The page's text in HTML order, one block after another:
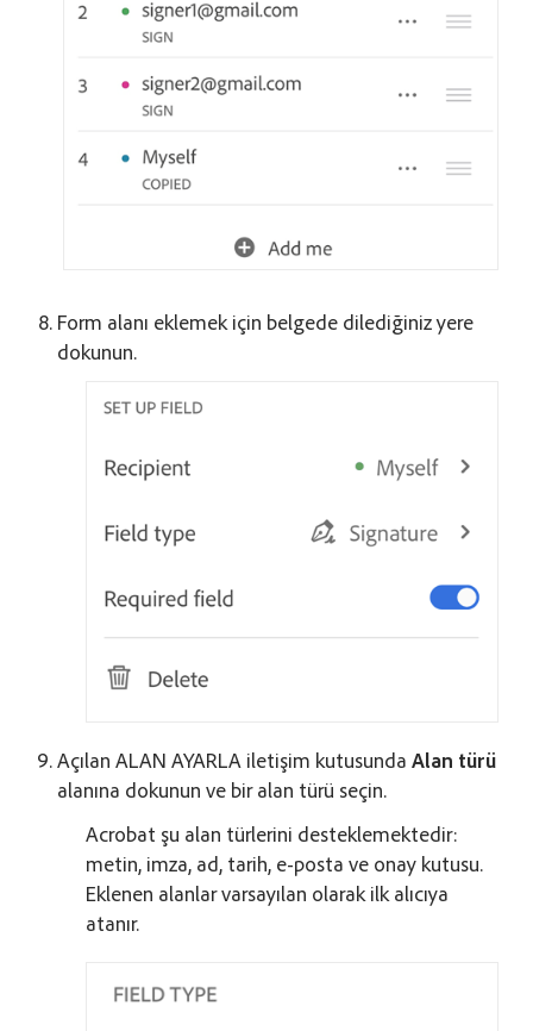
Form alanı eklemek için belgede dilediğiniz yere
dokunun.
Açılan ALAN AYARLA iletişim kutusundaAlan türü
alanına dokunun ve bir alan türü seçin.
Acrobat şu alan türlerini desteklemektedir:
metin, imza, ad, tarih, e-posta ve onay kutusu.
Eklenen alanlar varsayılan olarak ilk alıcıya
atanır.